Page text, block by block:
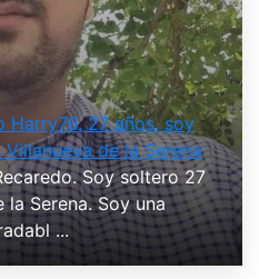
Harry76, 27 años, soy
de la Serena
Soy soltero 27
Serena. Soy una
...